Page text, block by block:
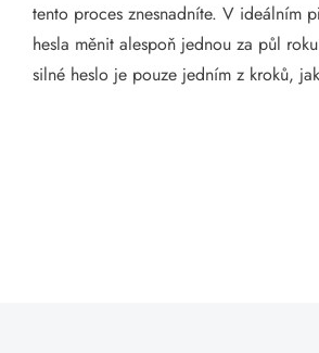
tento proces znesnadníte. V ideálním
hesla měnit alespoň jednou za půl
silné heslo je pouze jedním z kroků,